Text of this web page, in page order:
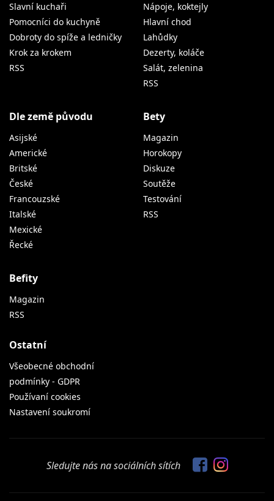
Slavní kuchaři
Pomocníci do kuchyně
Dobroty do spíže a ledničky
Krok za krokem
RSS
Nápoje, koktejly
Hlavní chod
Lahůdky
Dezerty, koláče
Salát, zelenina
RSS
Dle země původu
Asijské
Americké
Britské
České
Francouzské
Italské
Mexické
Řecké
Bety
Magazin
Horokopy
Diskuze
Soutěže
Testování
RSS
Befity
Magazin
RSS
Ostatní
Všeobecné obchodní
podmínky - GDPR
Používaní cookies
Nastavení soukromí
Sledujte nás na sociálních sítích